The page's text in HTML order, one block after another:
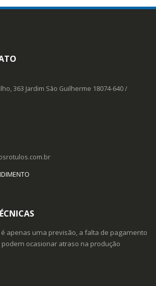
363 Jardim São Guilherme 18074-640/
apenas uma previsão, a falta de pagamento
ocasionar atraso na produção